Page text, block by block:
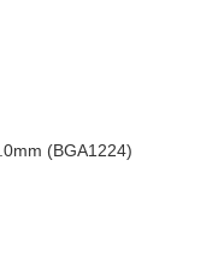
(BGA1224)